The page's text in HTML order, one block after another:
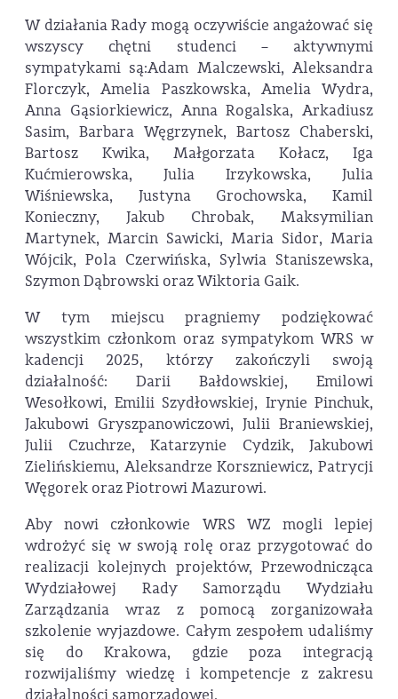
W działania Rady mogą oczywiście angażować się
wszyscy chętni studenci – aktywnymi
sympatykami są:Adam Malczewski, Aleksandra
Florczyk, Amelia Paszkowska, Amelia Wydra,
Anna Gąsiorkiewicz, Anna Rogalska, Arkadiusz
Sasim, Barbara Węgrzynek, Bartosz Chaberski,
Bartosz Kwika, Małgorzata Kołacz, Iga
Kućmierowska, Julia Irzykowska, Julia
Wiśniewska, Justyna Grochowska, Kamil
Konieczny, Jakub Chrobak, Maksymilian
Martynek, Marcin Sawicki, Maria Sidor, Maria
Wójcik, Pola Czerwińska, Sylwia Staniszewska,
Szymon Dąbrowski oraz Wiktoria Gaik.
W tym miejscu pragniemy podziękować
wszystkim członkom oraz sympatykom WRS w
kadencji 2025, którzy zakończyli swoją
działalność: Darii Bałdowskiej, Emilowi
Wesołkowi, Emilii Szydłowskiej, Irynie Pinchuk,
Jakubowi Gryszpanowiczowi, Julii Braniewskiej,
Julii Czuchrze, Katarzynie Cydzik, Jakubowi
Zielińskiemu, Aleksandrze Korszniewicz, Patrycji
Węgorek oraz Piotrowi Mazurowi.
Aby nowi członkowie WRS WZ mogli lepiej
wdrożyć się w swoją rolę oraz przygotować do
realizacji kolejnych projektów, Przewodnicząca
Wydziałowej Rady Samorządu Wydziału
Zarządzania wraz z pomocą zorganizowała
szkolenie wyjazdowe. Całym zespołem udaliśmy
się do Krakowa, gdzie poza integracją
rozwijaliśmy wiedzę i kompetencje z zakresu